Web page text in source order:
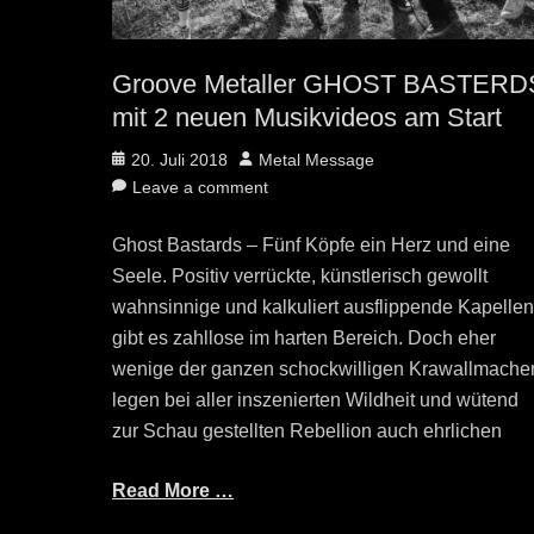
Groove Metaller GHOST
mit 2 neuen Musikvideos am Start
Posted
on
20. Juli 2018 Author
Metal Message
Leave a comment
Ghost Bastards – Fünf Köpfe ein Herz und eine
Seele. Positiv verrückte, künstlerisch gewollt
wahnsinnige und kalkuliert ausflippende Kapellen
gibt es zahllose im harten Bereich. Doch eher
wenige der ganzen schockwilligen
legen bei aller inszenierten Wildheit und wütend
zur Schau gestellten Rebellion auch ehrlichen
Read More …